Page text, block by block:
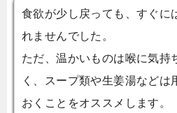
食欲が少し戻っても、すぐに
れませんでした。
ただ、温かいものは喉に気持
く、スープ類や生姜湯などは
おくことをオススメします。